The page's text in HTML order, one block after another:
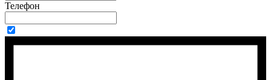
Телефон